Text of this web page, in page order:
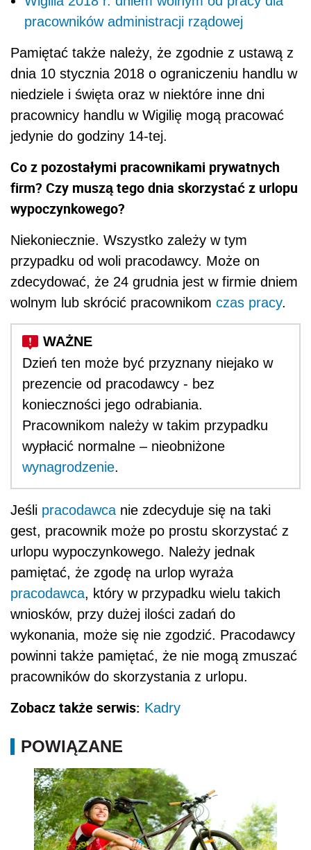
pracowników administracji rządowej
Pamiętać także należy, że zgodnie z ustawą z
dnia 10 stycznia 2018 o ograniczeniu handlu w
niedziele i święta oraz w niektóre inne dni
pracownicy handlu w Wigilię mogą pracować
jedynie do godziny 14-tej.
Co z pozostałymi pracownikami prywatnych
firm? Czy muszą tego dnia skorzystać z urlopu
wypoczynkowego?
Niekoniecznie. Wszystko zależy w tym
przypadku od woli pracodawcy. Może on
zdecydować, że 24 grudnia jest w firmie dniem
wolnym lub skrócić pracownikom czas pracy.
Dzień ten może być przyznany niejako w
prezencie od pracodawcy - bez
konieczności jego odrabiania.
Pracownikom należy w takim przypadku
wypłacić normalne – nieobniżone
wynagrodzenie.
Jeśli pracodawca nie zdecyduje się na taki
gest, pracownik może po prostu skorzystać z
urlopu wypoczynkowego. Należy jednak
pamiętać, że zgodę na urlop wyraża
pracodawca, który w przypadku wielu takich
wniosków, przy dużej ilości zadań do
wykonania, może się nie zgodzić. Pracodawcy
powinni także pamiętać, że nie mogą zmuszać
pracowników do skorzystania z urlopu.
Zobacz także serwis: Kadry
POWIĄZANE